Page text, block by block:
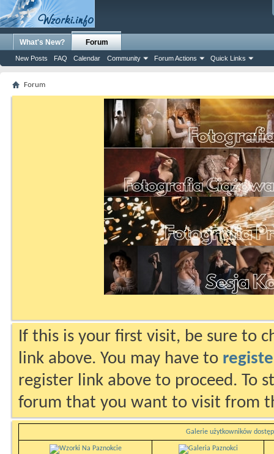
What's New? Forum
New Posts FAQ Calendar Community Forum Actions Quick Links
Forum
If this is your first visit, be sure to
link above. You may have to
register link above to proceed. To
forum that you want to visit from
Galerie użytkowników